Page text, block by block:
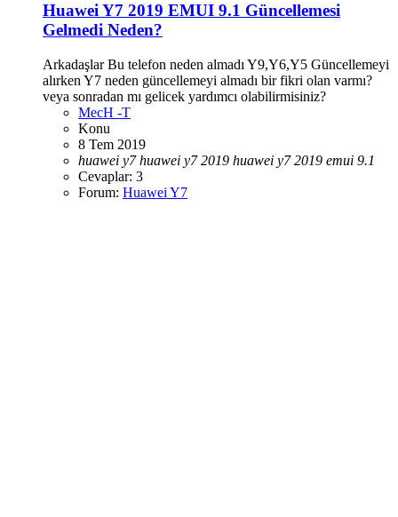
Huawei Y7 2019 EMUI 9.1 Güncellemesi
Gelmedi Neden?
Arkadaşlar Bu telefon neden almadı Y9,Y6,Y5 Güncellemeyi
alırken Y7 neden güncellemeyi almadı bir fikri olan varmı?
veya sonradan mı gelicek yardımcı olabilirmisiniz?
MecH -T
Konu
8 Tem 2019
huawei y7 huawei y7 2019 huawei y7 2019 emui 9.1
Cevaplar: 3
Forum: Huawei Y7